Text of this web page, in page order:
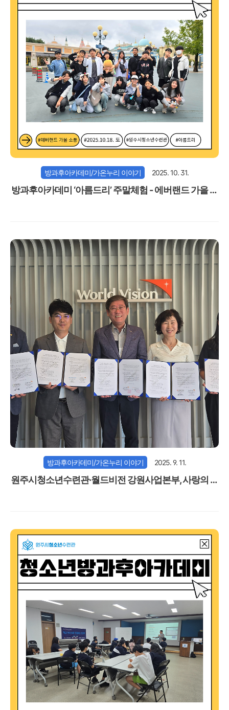
방과후아카데미/가온누리 이야기 2025. 10. 31.
방과후아카데미 ‘아름드리’ 주말체험 - 에버랜드 가을 소
방과후아카데미/가온누리 이야기 2025. 9. 11.
원주시청소년수련관·월드비전 강원사업본부, 사랑의 도